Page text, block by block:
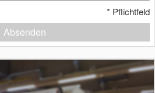
* Pflichtfeld
Absenden